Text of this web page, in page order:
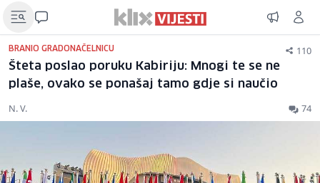
BRANIO GRADONAČELNICU 110
Šteta poslao poruku Kabiriju: Mnogi te se ne
plaše, ovako se ponašaj tamo gdje si naučio
N. V. 74